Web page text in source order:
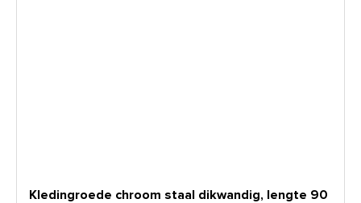
Kledingroede chroom staal dikwandig, lengte 90